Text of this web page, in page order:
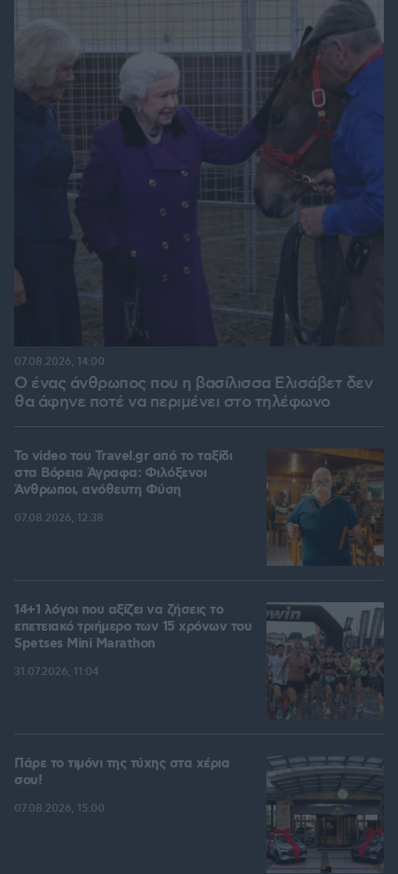
Ο ένας άνθρωπος που η βασίλισσα Ελισάβετ δεν
θα άφηνε ποτέ να περιμένει στο τηλέφωνο
07.08.2026, 14:00
To video του Travel.gr από το ταξίδι
στα Βόρεια Άγραφα: Φιλόξενοι
Άνθρωποι, ανόθευτη Φύση
07.08.2026, 12:38
14+1 λόγοι που αξίζει να ζήσεις το
επετειακό τριήμερο των 15 χρόνων του
Spetses Mini Marathon
31.07.2026, 11:04
Πάρε το τιμόνι της τύχης στα χέρια
σου!
07.08.2026, 15:00